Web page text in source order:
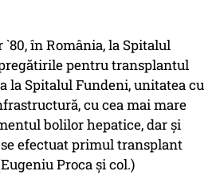
în România, la Spitalul
pentru transplantul
la Spitalul Fundeni, unitatea cu
cu cea mai mare
bolilor hepatice, dar și
efectuat primul transplant
Proca și col.)